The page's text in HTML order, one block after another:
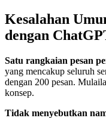
Kesalahan
dengan
Satu rangkaian pesan
yang mencakup seluruh
dengan 200 pesan.
konsep.
Tidak menyebutkan